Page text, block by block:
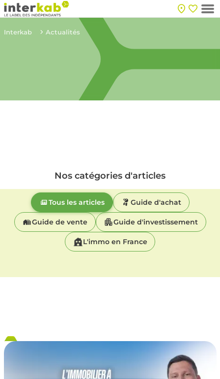
Interkab Actualités
Nos catégories d'articles
Tous les articles Guide d'achat
Guide de vente Guide d'investissement
L'immo en France